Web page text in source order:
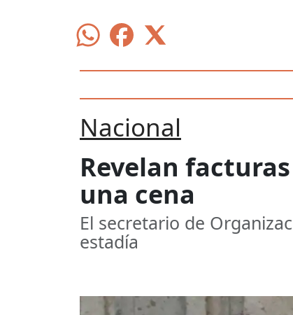
Nacional
Revelan
una cena
El secretario de
estadía